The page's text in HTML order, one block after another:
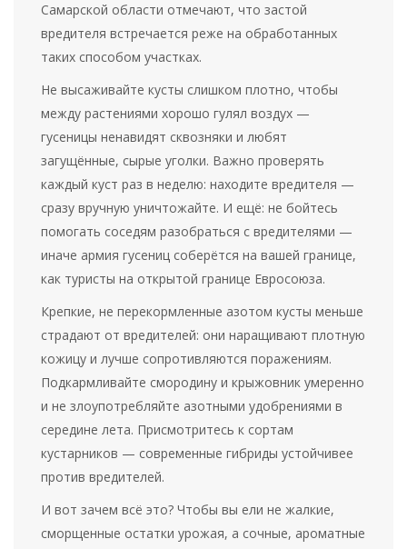
Самарской области отмечают, что застой
вредителя встречается реже на обработанных
таких способом участках.
Не высаживайте кусты слишком плотно, чтобы
между растениями хорошо гулял воздух —
гусеницы ненавидят сквозняки и любят
загущённые, сырые уголки. Важно проверять
каждый куст раз в неделю: находите вредителя —
сразу вручную уничтожайте. И ещё: не бойтесь
помогать соседям разобраться с вредителями —
иначе армия гусениц соберётся на вашей границе,
как туристы на открытой границе Евросоюза.
Крепкие, не перекормленные азотом кусты меньше
страдают от вредителей: они наращивают плотную
кожицу и лучше сопротивляются поражениям.
Подкармливайте смородину и крыжовник умеренно
и не злоупотребляйте азотными удобрениями в
середине лета. Присмотритесь к сортам
кустарников — современные гибриды устойчивее
против вредителей.
И вот зачем всё это? Чтобы вы ели не жалкие,
сморщенные остатки урожая, а сочные, ароматные